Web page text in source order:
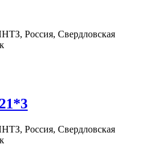
Россия, Свердловская
Россия, Свердловская